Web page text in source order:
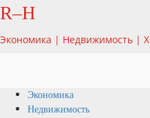
Перейти
к
содержимому
R–H
Экономика | Недвижимость |
Основное
меню
Экономика
Недвижимость